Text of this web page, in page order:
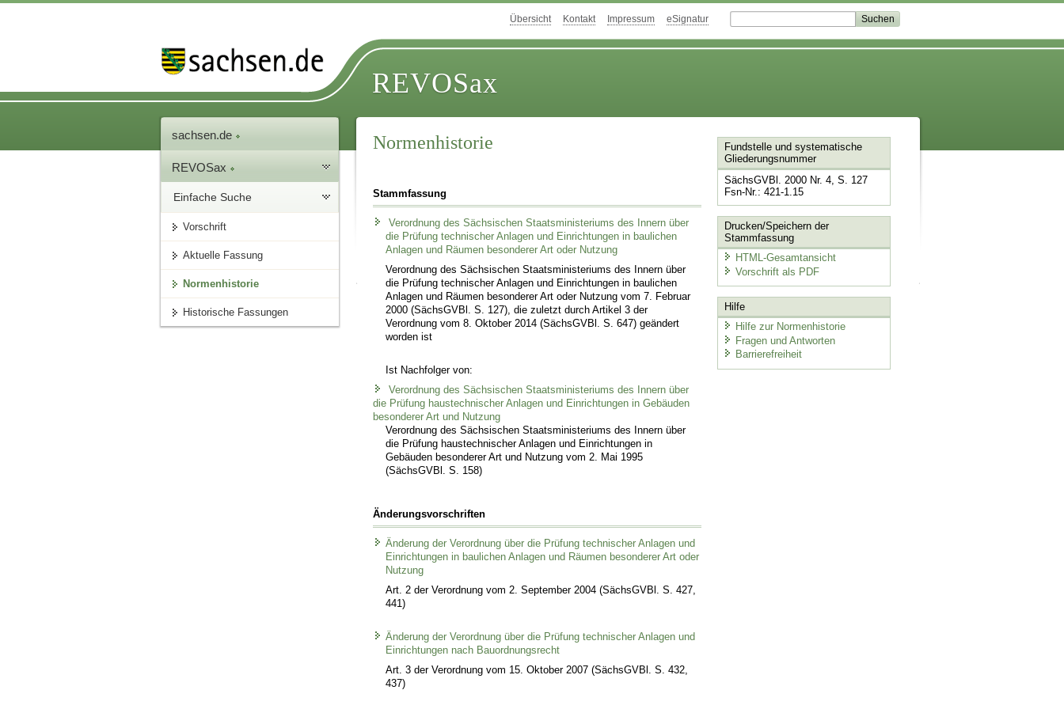
Übersicht Kontakt Impressum eSignatur
REVOSax
sachsen.de
REVOSax
Einfache Suche
Vorschrift
Aktuelle Fassung
Normenhistorie
Historische Fassungen
Normenhistorie
Stammfassung
Verordnung des Sächsischen Staatsministeriums des Innern über
die Prüfung technischer Anlagen und Einrichtungen in baulichen
Anlagen und Räumen besonderer Art oder Nutzung
Verordnung des Sächsischen Staatsministeriums des Innern über
die Prüfung technischer Anlagen und Einrichtungen in baulichen
Anlagen und Räumen besonderer Art oder Nutzung vom 7. Februar
2000 (SächsGVBl. S. 127), die zuletzt durch Artikel 3 der
Verordnung vom 8. Oktober 2014 (SächsGVBl. S. 647) geändert
worden ist
Ist Nachfolger von:
Verordnung des Sächsischen Staatsministeriums des Innern über
die Prüfung haustechnischer Anlagen und Einrichtungen in Gebäuden
besonderer Art und Nutzung
Verordnung des Sächsischen Staatsministeriums des Innern über
die Prüfung haustechnischer Anlagen und Einrichtungen in
Gebäuden besonderer Art und Nutzung vom 2. Mai 1995
(SächsGVBl. S. 158)
Änderungsvorschriften
Änderung der Verordnung über die Prüfung technischer Anlagen und
Einrichtungen in baulichen Anlagen und Räumen besonderer Art oder
Nutzung
Art. 2 der Verordnung vom 2. September 2004 (SächsGVBl. S. 427,
441)
Änderung der Verordnung über die Prüfung technischer Anlagen und
Einrichtungen nach Bauordnungsrecht
Art. 3 der Verordnung vom 15. Oktober 2007 (SächsGVBl. S. 432,
437)
Fundstelle und systematische
Gliederungsnummer
SächsGVBl. 2000 Nr. 4, S. 127
Fsn-Nr.: 421-1.15
Drucken/Speichern der
Stammfassung
HTML-Gesamtansicht
Vorschrift als PDF
Hilfe
Hilfe zur Normenhistorie
Fragen und Antworten
Barrierefreiheit